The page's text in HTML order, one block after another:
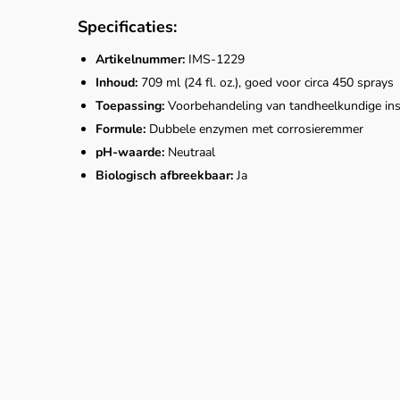
Specificaties:
Artikelnummer: IMS-1229
Inhoud: 709 ml (24 fl. oz.), goed voor circa 450 sprays
Toepassing: Voorbehandeling van tandheelkundige
Formule: Dubbele enzymen met corrosieremmer
pH-waarde: Neutraal
Biologisch afbreekbaar: Ja